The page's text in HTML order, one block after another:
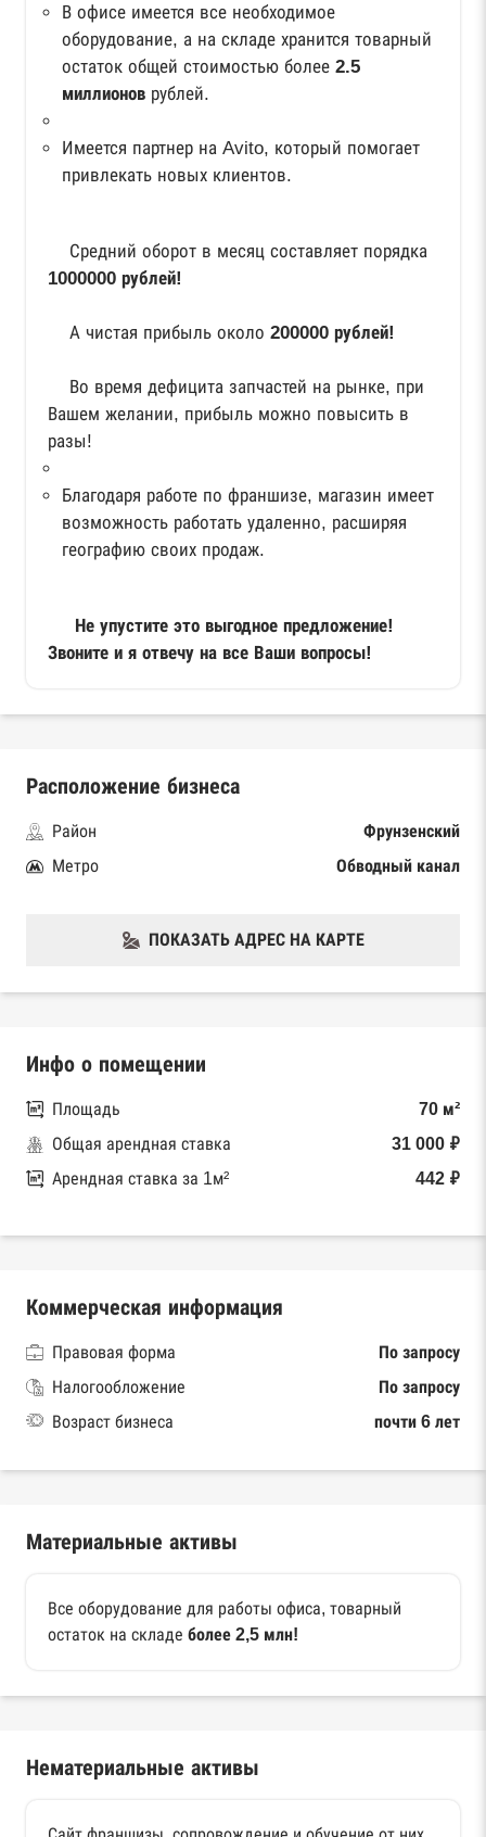
В офисе имеется все необходимое
оборудование, а на складе хранится товарный
остаток общей стоимостью более 2.5
миллионов рублей.
Имеется партнер на Avito, который помогает
привлекать новых клиентов.
Средний оборот в месяц составляет порядка
1000000 рублей!
А чистая прибыль около 200000 рублей!
Во время дефицита запчастей на рынке, при
Вашем желании, прибыль можно повысить в
разы!
Благодаря работе по франшизе, магазин имеет
возможность работать удаленно, расширяя
географию своих продаж.
Не упустите это выгодное предложение!
Звоните и я отвечу на все Ваши вопросы!
Расположение бизнеса
Район
Фрунзенский
Метро
Обводный канал
ПОКАЗАТЬ АДРЕС НА КАРТЕ
Инфо о помещении
Площадь
70 м²
Общая арендная ставка
31 000 ₽
Арендная ставка за 1м²
442 ₽
Коммерческая информация
Правовая форма
По запросу
Налогообложение
По запросу
Возраст бизнеса
почти 6 лет
Материальные активы
Все оборудование для работы офиса, товарный
остаток на складе более 2,5 млн!
Нематериальные активы